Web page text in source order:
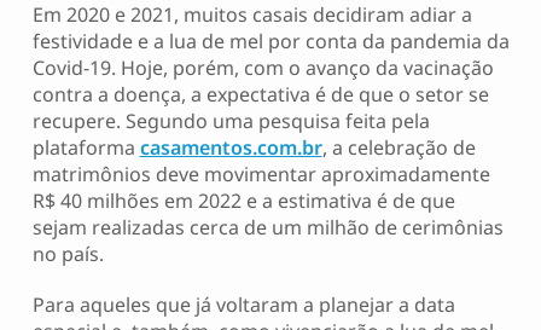
Em 2020 e 2021, muitos casais decidiram adiar a
festividade e a lua de mel por conta da pandemia da
Covid-19. Hoje, porém, com o avanço da vacinação
contra a doença, a expectativa é de que o setor se
recupere. Segundo uma pesquisa feita pela
plataforma casamentos.com.br, a celebração de
matrimônios deve movimentar aproximadamente
R$ 40 milhões em 2022 e a estimativa é de que
sejam realizadas cerca de um milhão de cerimônias
no país.
Para aqueles que já voltaram a planejar a data